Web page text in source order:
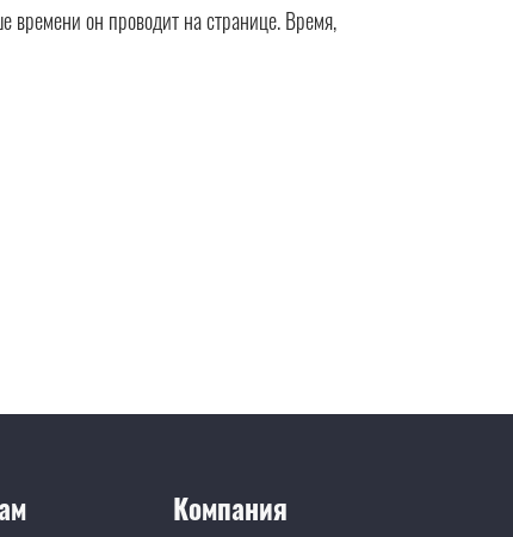
времени он проводит на странице. Время,
Компания